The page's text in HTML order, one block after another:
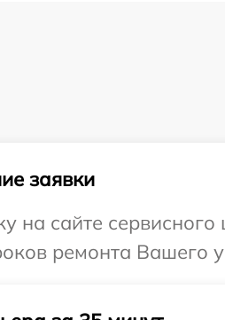
заявки
на сайте
ремонта Вашего